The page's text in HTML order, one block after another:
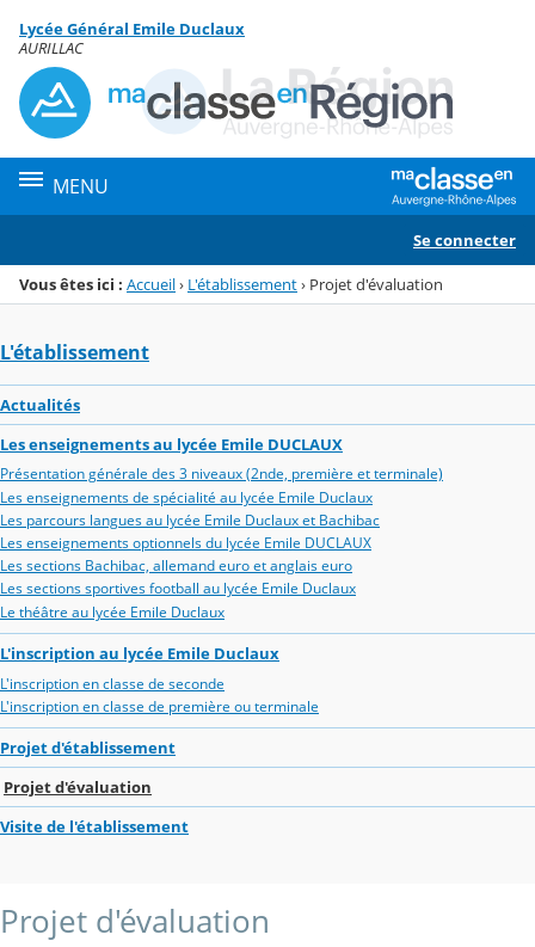
Menu de la rubrique
Contenu
Lycée Général Emile Duclaux
AURILLAC
MENU
Se connecter
Vous êtes ici : Accueil› L'établissement› Projet d'évaluation
L'établissement
Actualités
Les enseignements au lycée Emile DUCLAUX
Présentation générale des 3 niveaux (2nde, première et terminale)
Les enseignements de spécialité au lycée Emile Duclaux
Les parcours langues au lycée Emile Duclaux et Bachibac
Les enseignements optionnels du lycée Emile DUCLAUX
Les sections Bachibac, allemand euro et anglais euro
Les sections sportives football au lycée Emile Duclaux
Le théâtre au lycée Emile Duclaux
L'inscription au lycée Emile Duclaux
L'inscription en classe de seconde
L'inscription en classe de première ou terminale
Projet d'établissement
Projet d'évaluation
Visite de l'établissement
Projet d'évaluation